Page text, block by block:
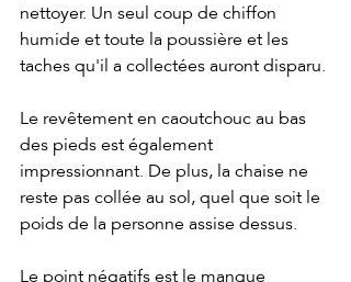
nettoyer. Un seul coup de chiffon
humide et toute la poussière et les
taches qu'il a collectées auront disparu.
Le revêtement en caoutchouc au bas
des pieds est également
impressionnant. De plus, la chaise ne
reste pas collée au sol, quel que soit le
poids de la personne assise dessus.
Le point négatifs est le manque